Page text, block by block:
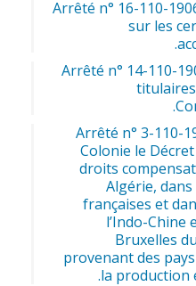
Arrêté n° 16-110-
sur les
Arrêté n° 14-110-
Arrêté n° 3-110-
Colonie le
droits
Algérie,
françaises et
l’Indo-Chine
Bruxelles
provenant des
la production